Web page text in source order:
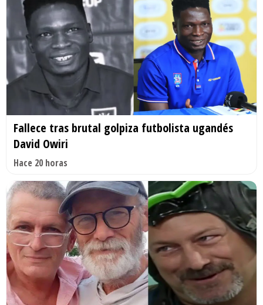
Fallece tras brutal golpiza futbolista ugandés
David Owiri
Hace 20 horas